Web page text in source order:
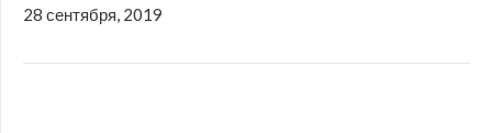
28 сентября, 2019